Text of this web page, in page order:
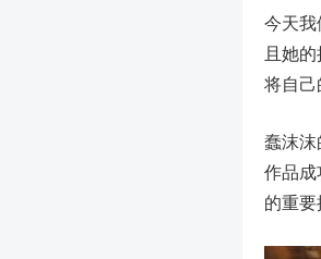
今天我
且她
将自己
蠢沫沫
作品成
的重要